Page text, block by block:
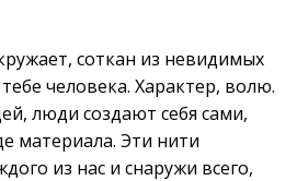
соткан из невидимых
человека. Характер, волю.
люди создают себя сами,
материала. Эти нити
из нас и снаружи всего,